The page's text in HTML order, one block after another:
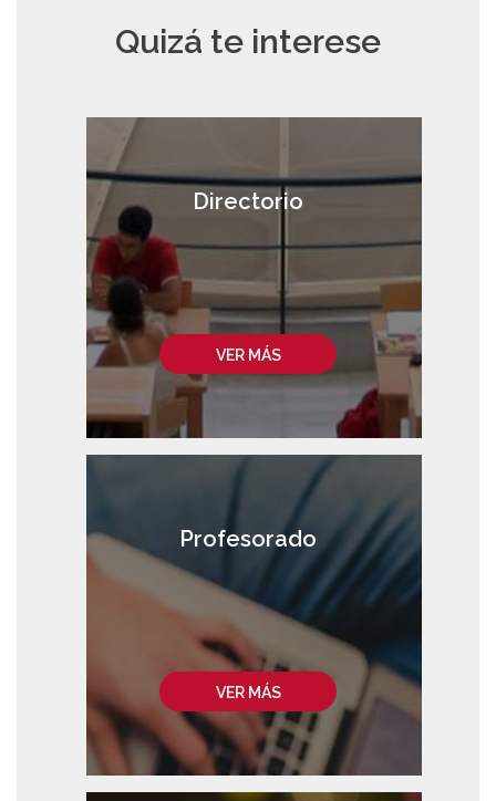
Quizá te interese
VER MÁS
Directorio
VER MÁS
Profesorado